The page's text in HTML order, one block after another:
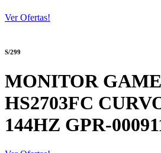
Ver Ofertas!
S/299
MONITOR
HS2703FC
144HZ GPR-